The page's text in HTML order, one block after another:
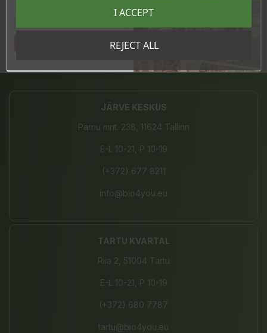
JÄRVE KESKUS
Pärnu mnt. 238, 11624 Tallinn
E-L 10-21, P 10-19
(+372) 677 8211
info@bio4you.eu
TARTU KVARTAL
Riia 2, 51004 Tartu
E-L 10-21, P 10-19
(+372) 680 7787
tartu@bio4you.eu
REJECT ALL
I ACCEPT